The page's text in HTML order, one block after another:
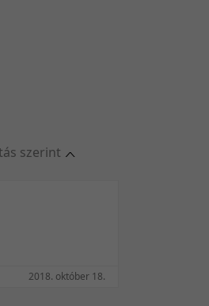
szerint
szerint
2018. október 18.